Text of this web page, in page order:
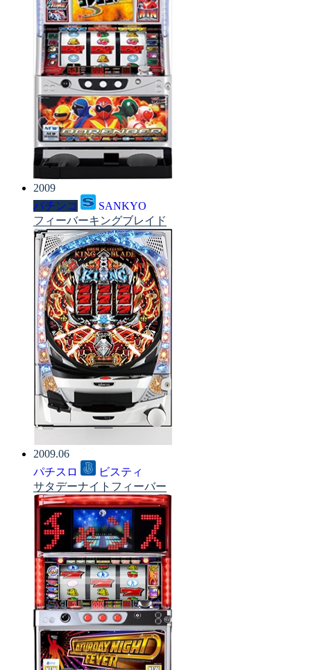
2009
パチンコ
SANKYO
フィーバーキングブレイド
2009.06
パチスロ
ビスティ
サタデーナイトフィーバー